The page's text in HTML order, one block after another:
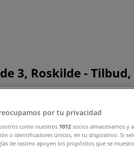
3, Roskilde -
por tu privacidad
como nuestros 1012 socios almacenamos y
o identificadores únicos, en tu dispositivo. Si
de rastreo apoyen los propósitos que se